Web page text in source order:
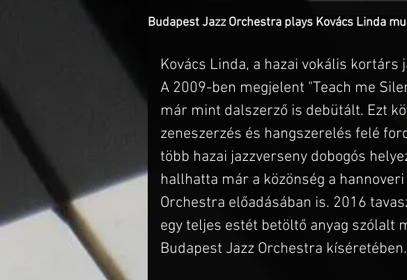
Budapest Jazz Orchestra plays Kovács Linda
Kovács Linda, a hazai vokális kortárs
A 2009-ben megjelent "Teach me
már mint dalszerző is debütált. Ezt
zeneszerzés és hangszerelés felé
több hazai jazzverseny dobogós
hallhatta már a közönség a
Orchestra előadásában is. 2016
egy teljes estét betöltő anyag szólalt
Budapest Jazz Orchestra kíséretében.